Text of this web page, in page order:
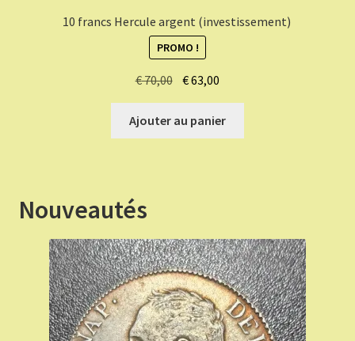
10 francs Hercule argent (investissement)
PROMO !
€70,00 Le
prix
initial
était :
€63,00
prix
actuel
est :
Ajouter au panier
Nouveautés